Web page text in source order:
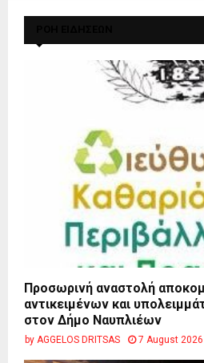
Προσωρινή αναστολή
αντικειμένων και
στον Δήμο Ναυπλιέων
by AGGELOS DRITSAS 7 August 2026